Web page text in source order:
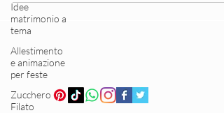
Idee
matrimonio a
tema
Allestimento
e animazione
per feste
Zucchero
Filato